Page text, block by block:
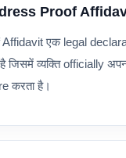
Proof
एक legal
जिसमें व्यक्ति officially
करता है।